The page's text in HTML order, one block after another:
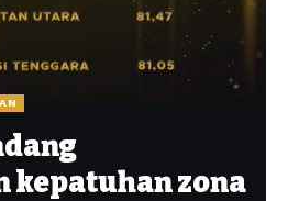
kepatuhan zona